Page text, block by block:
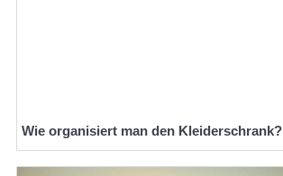
Wie organisiert man den Kleiderschrank?